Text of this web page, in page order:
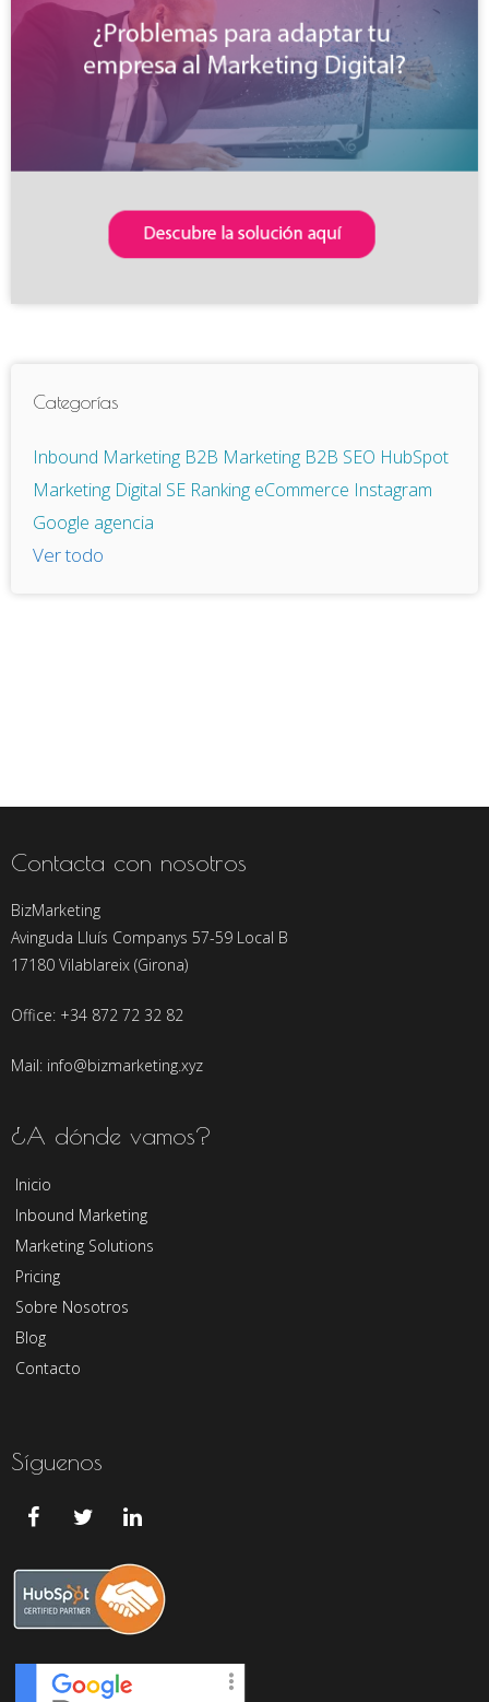
Categorías
Inbound Marketing B2B Marketing B2B SEO HubSpot
Marketing Digital SE Ranking eCommerce Instagram
Google agencia
Ver todo
Contacta con nosotros
BizMarketing
Avinguda Lluís Companys 57-59 Local B
17180 Vilablareix (Girona)
Office: +34 872 72 32 82
Mail: info@bizmarketing.xyz
¿A dónde vamos?
Inicio
Inbound Marketing
Marketing Solutions
Pricing
Sobre Nosotros
Blog
Contacto
Síguenos